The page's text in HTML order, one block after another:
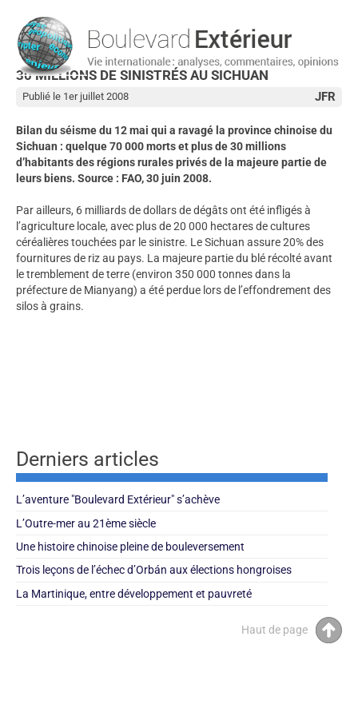
30 MILLIONS DE SINISTRÉS AU SICHUAN
JFR
Publié le 1er juillet 2008
Bilan du séisme du 12 mai qui a ravagé la province chinoise du
Sichuan : quelque 70 000 morts et plus de 30 millions
d’habitants des régions rurales privés de la majeure partie de
leurs biens. Source : FAO, 30 juin 2008.
Par ailleurs, 6 milliards de dollars de dégâts ont été infligés à
l’agriculture locale, avec plus de 20 000 hectares de cultures
céréalières touchées par le sinistre. Le Sichuan assure 20% des
fournitures de riz au pays. La majeure partie du blé récolté avant
le tremblement de terre (environ 350 000 tonnes dans la
préfecture de Mianyang) a été perdue lors de l’effondrement des
silos à grains.
Derniers articles
L’aventure "Boulevard Extérieur" s’achève
L’Outre-mer au 21ème siècle
Une histoire chinoise pleine de bouleversement
Trois leçons de l’échec d’Orbán aux élections hongroises
La Martinique, entre développement et pauvreté
Haut de page